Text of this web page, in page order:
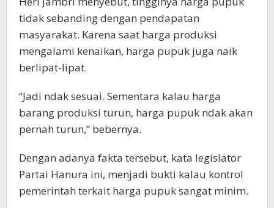
tidak sebanding dengan pendapatan
masyarakat. Karena saat harga produksi
mengalami kenaikan, harga pupuk juga naik
berlipat-lipat.
“Jadi ndak sesuai. Sementara kalau harga
barang produksi turun, harga pupuk ndak akan
pernah turun,” bebernya.
Dengan adanya fakta tersebut, kata legislator
Partai Hanura ini, menjadi bukti kalau kontrol
pemerintah terkait harga pupuk sangat minim.